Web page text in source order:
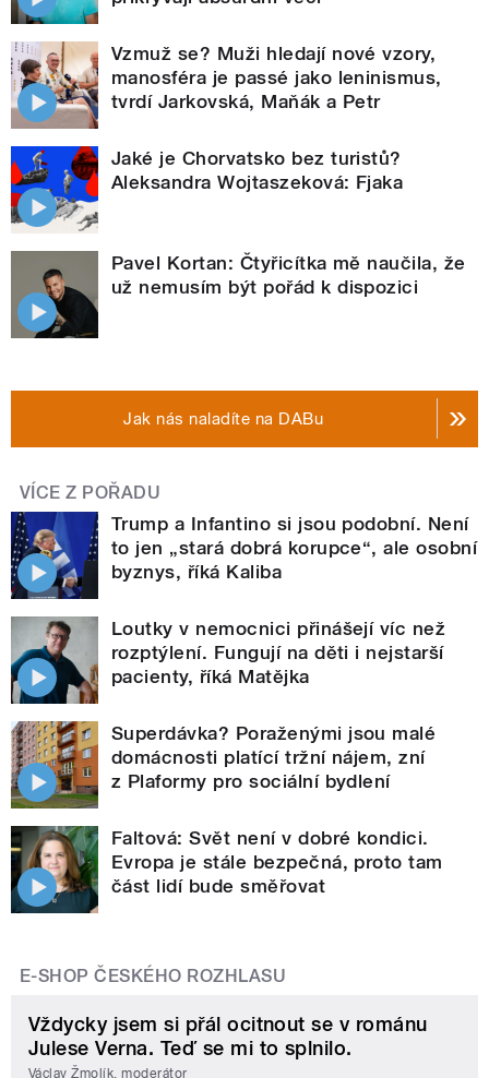
Vzmuž se? Muži hledají nové vzory,
manosféra je passé jako leninismus,
tvrdí Jarkovská, Maňák a Petr
Jaké je Chorvatsko bez turistů?
Aleksandra Wojtaszeková: Fjaka
Pavel Kortan: Čtyřicítka mě naučila, že
už nemusím být pořád k dispozici
Jak nás naladíte na DABu
VÍCE Z POŘADU
Trump a Infantino si jsou podobní. Není
to jen „stará dobrá korupce“, ale osobní
byznys, říká Kaliba
Loutky v nemocnici přinášejí víc než
rozptýlení. Fungují na děti i nejstarší
pacienty, říká Matějka
Superdávka? Poraženými jsou malé
domácnosti platící tržní nájem, zní
z Plaformy pro sociální bydlení
Faltová: Svět není v dobré kondici.
Evropa je stále bezpečná, proto tam
část lidí bude směřovat
E-SHOP ČESKÉHO ROZHLASU
Vždycky jsem si přál ocitnout se v románu
Julese Verna. Teď se mi to splnilo.
Václav Žmolík, moderátor